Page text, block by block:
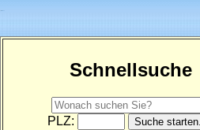
Schnellsuche
PLZ: